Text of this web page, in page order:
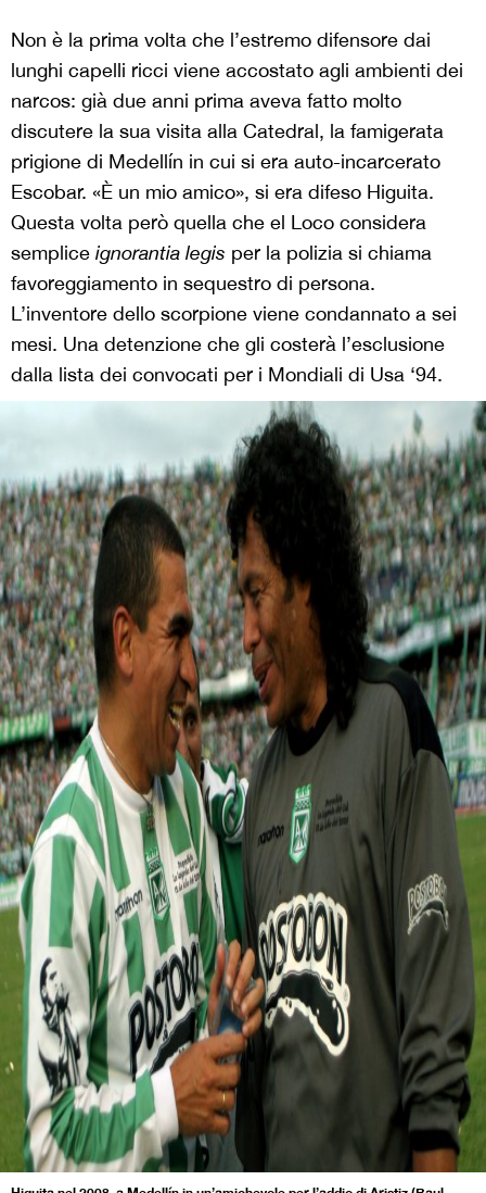
Non è la prima volta che l’estremo difensore dai
lunghi capelli ricci viene accostato agli ambienti dei
narcos: già due anni prima aveva fatto molto
discutere la sua visita alla Catedral, la famigerata
prigione di Medellín in cui si era auto-incarcerato
Escobar. «È un mio amico», si era difeso Higuita.
Questa volta però quella che el Loco considera
semplice ignorantia legis per la polizia si chiama
favoreggiamento in sequestro di persona.
L’inventore dello scorpione viene condannato a sei
mesi. Una detenzione che gli costerà l’esclusione
dalla lista dei convocati per i Mondiali di Usa ‘94.